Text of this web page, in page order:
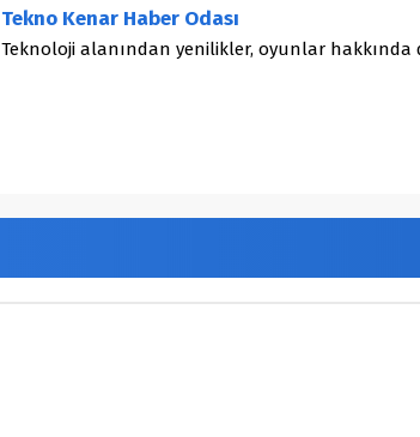
Tekno Kenar Haber Odası
Teknoloji alanından yenilikler, oyunlar